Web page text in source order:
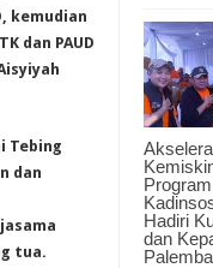
Hadiri
dan
kemudian
dan PAUD
Tebing
dan
tua.